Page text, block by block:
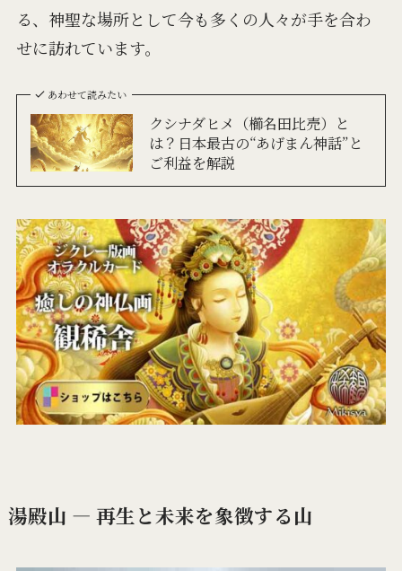
る、神聖な場所として今も多くの人々が手を合わ
せに訪れています。
あわせて読みたい
クシナダヒメ（櫛名田比売）と
は？日本最古の“あげまん神話”と
ご利益を解説
湯殿山 ― 再生と未来を象徴する山